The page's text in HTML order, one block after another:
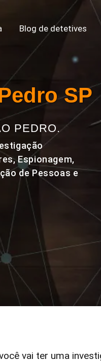
Blog de detetives
SP
PEDRO.
Espionagem,
de Pessoas e
vai ter uma